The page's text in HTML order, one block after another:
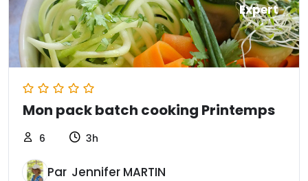
Mon pack batch cooking Printemps
6 3h
Jennifer MARTIN
Expert